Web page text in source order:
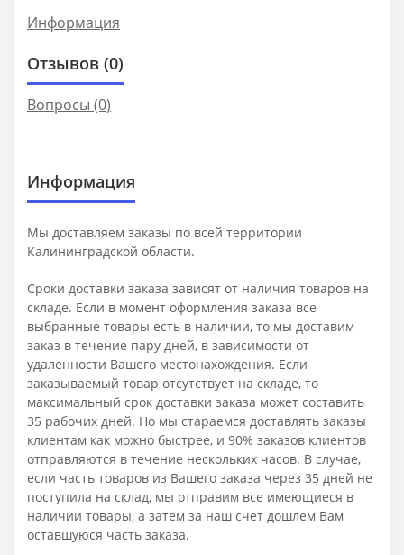
Информация
Отзывов (0)
Вопросы (0)
Информация
Мы доставляем заказы по всей территории
Калининградской области.
Сроки доставки заказа зависят от наличия товаров на
складе. Если в момент оформления заказа все
выбранные товары есть в наличии, то мы доставим
заказ в течение пару дней, в зависимости от
удаленности Вашего местонахождения. Если
заказываемый товар отсутствует на складе, то
максимальный срок доставки заказа может составить
35 рабочих дней. Но мы стараемся доставлять заказы
клиентам как можно быстрее, и 90% заказов клиентов
отправляются в течение нескольких часов. В случае,
если часть товаров из Вашего заказа через 35 дней не
поступила на склад, мы отправим все имеющиеся в
наличии товары, а затем за наш счет дошлем Вам
оставшуюся часть заказа.